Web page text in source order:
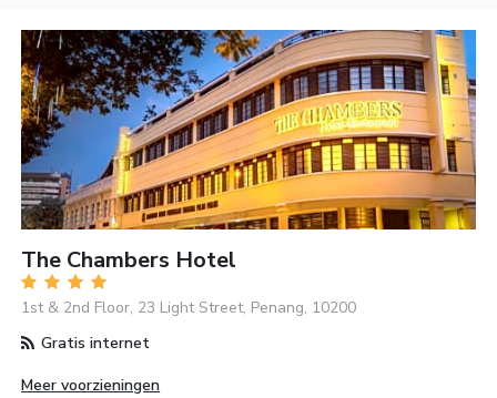
The Chambers Hotel
1st & 2nd Floor, 23 Light Street, Penang, 10200
Gratis internet
Meer voorzieningen